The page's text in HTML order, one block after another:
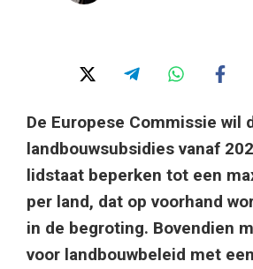
De Europese Commissie wil
landbouwsubsidies vanaf
lidstaat beperken tot een
per land, dat op voorhand
in de begroting. Bovendien
voor landbouwbeleid met